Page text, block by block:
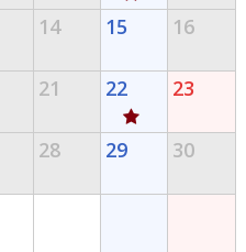
14 15 16
21 22 23
28 29 30